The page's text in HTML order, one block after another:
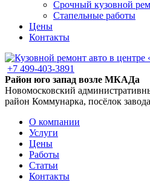
Срочный кузовной
Стапельные работы
Цены
Контакты
+7 499-403-3891
Район юго запад возле МКАДа
Новомосковский
район Коммунарка, посёлок
О компании
Услуги
Цены
Работы
Статьи
Контакты